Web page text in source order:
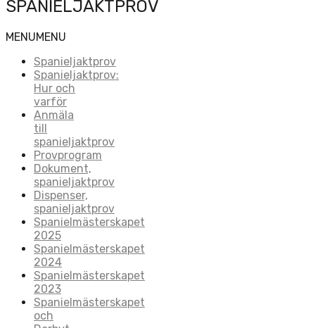
SPANIELJAKTPROV
MENUMENU
Spanieljaktprov
Spanieljaktprov:
Hur och
varför
Anmäla
till
spanieljaktprov
Provprogram
Dokument,
spanieljaktprov
Dispenser,
spanieljaktprov
Spanielmästerskapet
2025
Spanielmästerskapet
2024
Spanielmästerskapet
2023
Spanielmästerskapet
och